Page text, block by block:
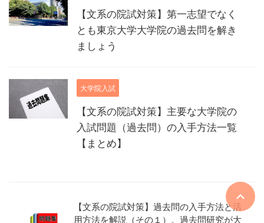
【文系の院試対策】第一志望でなく
とも東京大学大学院の過去問を解き
ましょう
大学院入試
【文系の院試対策】主要な大学院の
入試問題（過去問）の入手方法一覧
【まとめ】
【文系の院試対策】過去問の入手方法と活
用方法を解説（その１）。過去問研究が大